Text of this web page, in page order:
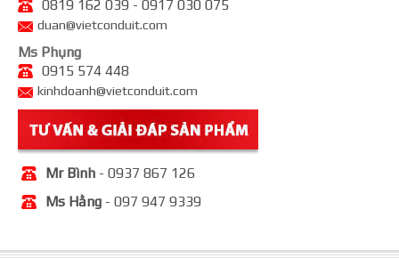
0819 162 039 - 0917 030 075
duan@vietconduit.com
Ms Phụng
0915 574 448
kinhdoanh@vietconduit.com
Mr Bình- 0937 867 126
Ms Hằng- 097 947 9339